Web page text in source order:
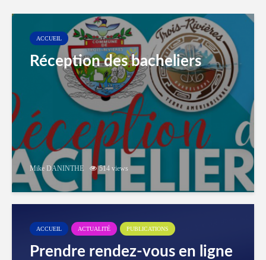
ACCUEIL
Réception des bacheliers
Mike DANINTHE 514 views
ACCUEIL ACTUALITÉ PUBLICATIONS
Prendre rendez-vous en ligne